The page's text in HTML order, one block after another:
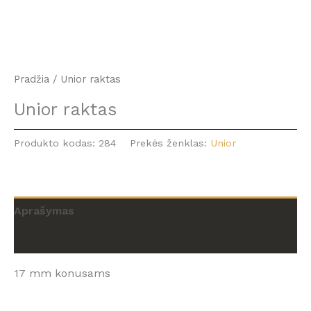
Pradžia / Unior raktas
Unior raktas
Produkto kodas: 284 Prekės ženklas: Unior
Aprašymas
17 mm konusams